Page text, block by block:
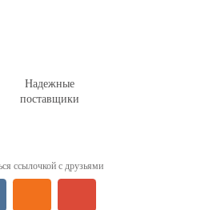
Надежные
поставщики
ссылочкой с друзьями